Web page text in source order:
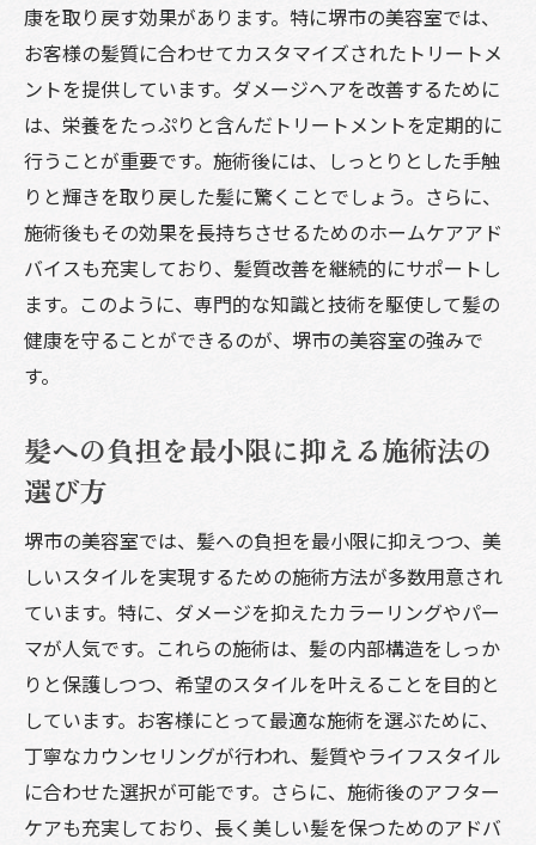
康を取り戻す効果があります。特に堺市の美容室では、
お客様の髪質に合わせてカスタマイズされたトリートメ
ントを提供しています。ダメージヘアを改善するために
は、栄養をたっぷりと含んだトリートメントを定期的に
行うことが重要です。施術後には、しっとりとした手触
りと輝きを取り戻した髪に驚くことでしょう。さらに、
施術後もその効果を長持ちさせるためのホームケアアド
バイスも充実しており、髪質改善を継続的にサポートし
ます。このように、専門的な知識と技術を駆使して髪の
健康を守ることができるのが、堺市の美容室の強みで
す。
髪への負担を最小限に抑える施術法の
選び方
堺市の美容室では、髪への負担を最小限に抑えつつ、美
しいスタイルを実現するための施術方法が多数用意され
ています。特に、ダメージを抑えたカラーリングやパー
マが人気です。これらの施術は、髪の内部構造をしっか
りと保護しつつ、希望のスタイルを叶えることを目的と
しています。お客様にとって最適な施術を選ぶために、
丁寧なカウンセリングが行われ、髪質やライフスタイル
に合わせた選択が可能です。さらに、施術後のアフター
ケアも充実しており、長く美しい髪を保つためのアドバ